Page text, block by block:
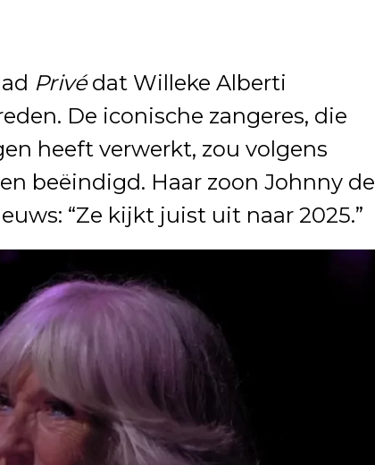
Privédat Willeke Alberti
De iconische zangeres, die
heeft verwerkt, zou volgens
beëindigd. Haar zoon Johnny de
“Ze kijkt juist uit naar 2025.”